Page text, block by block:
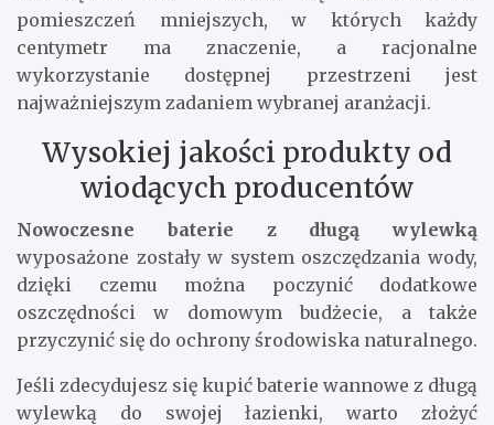
pomieszczeń mniejszych, w których każdy
centymetr ma znaczenie, a racjonalne
wykorzystanie dostępnej przestrzeni jest
najważniejszym zadaniem wybranej aranżacji.
Wysokiej jakości produkty od
wiodących producentów
Nowoczesne baterie z długą wylewką
wyposażone zostały w system oszczędzania wody,
dzięki czemu można poczynić dodatkowe
oszczędności w domowym budżecie, a także
przyczynić się do ochrony środowiska naturalnego.
Jeśli zdecydujesz się kupić baterie wannowe z długą
wylewką do swojej łazienki, warto złożyć